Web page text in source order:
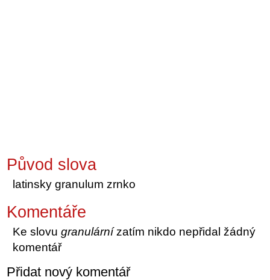
Původ slova
latinsky granulum zrnko
Komentáře
Ke slovugranulárnízatím nikdo nepřidal žádný
komentář
Přidat nový komentář